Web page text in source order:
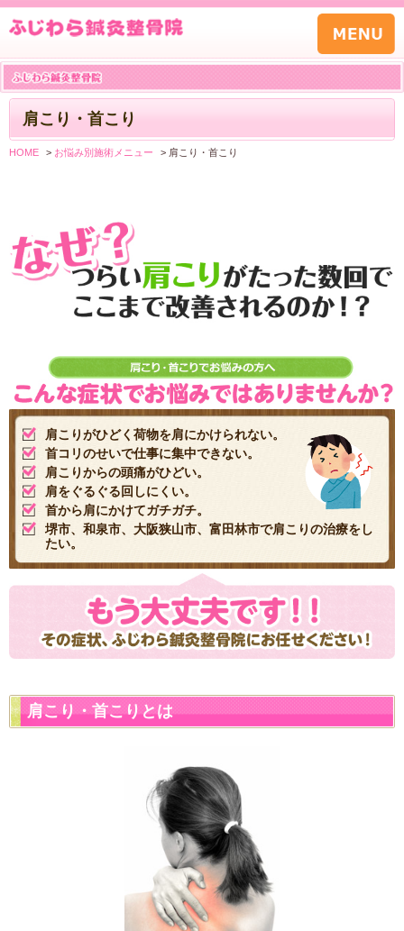
肩こり・首こり
HOME > お悩み別施術メニュー > 肩こり・首こり
肩こりがひどく荷物を肩にかけられない。
首コリのせいで仕事に集中できない。
肩こりからの頭痛がひどい。
肩をぐるぐる回しにくい。
首から肩にかけてガチガチ。
堺市、和泉市、大阪狭山市、富田林市で肩こりの治療をし
たい。
肩こり・首こりとは